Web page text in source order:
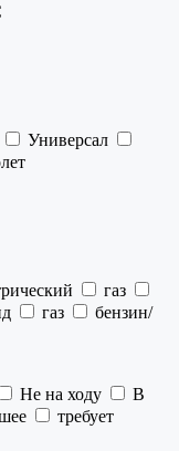
Универсал
газ
газ
бензин/
Не на ходу
В
требует